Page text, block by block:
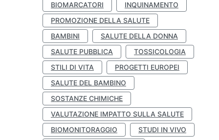
BIOMARCATORI
INQUINAMENTO
PROMOZIONE DELLA SALUTE
BAMBINI
SALUTE DELLA DONNA
SALUTE PUBBLICA
TOSSICOLOGIA
STILI DI VITA
PROGETTI EUROPEI
SALUTE DEL BAMBINO
SOSTANZE CHIMICHE
VALUTAZIONE IMPATTO SULLA SALUTE
BIOMONITORAGGIO
STUDI IN VIVO